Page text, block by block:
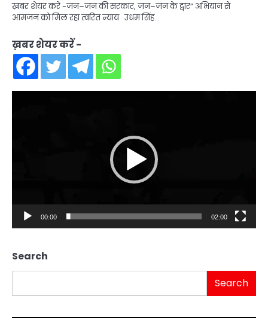
ख़बर शेयर करें -जन–जन की सरकार, जन–जन के द्वार” अभियान से
आमजन को मिल रहा त्वरित न्याय उधम सिंह…
ख़बर शेयर करें -
00:00 02:00
Search
Search